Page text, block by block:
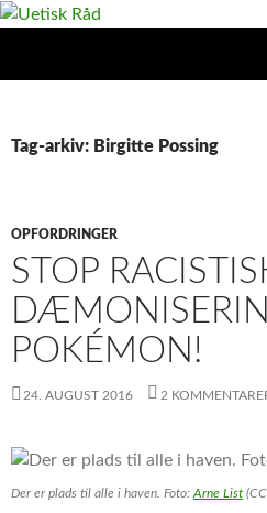
Hop
Tag-arkiv: Birgitte Possing
OPFORDRINGER
STOP
POKÉMON!
24. AUGUST 2016 2
Der er plads til alle i haven. Foto: Arne List